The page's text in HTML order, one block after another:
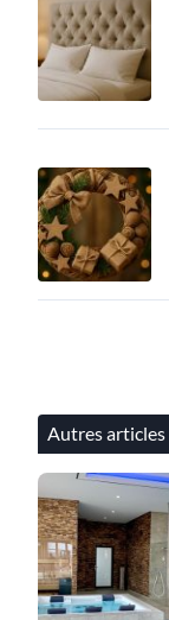
Autres articles